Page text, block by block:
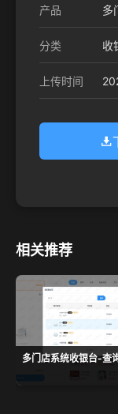
产品 多
分类 收
上传时间
相关推荐
多门店系统收银台-查